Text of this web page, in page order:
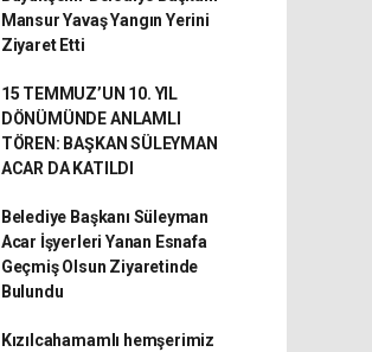
Mansur Yavaş Yangın Yerini
Ziyaret Etti
15 TEMMUZ’UN 10. YIL
DÖNÜMÜNDE ANLAMLI
TÖREN: BAŞKAN SÜLEYMAN
ACAR DA KATILDI
Belediye Başkanı Süleyman
Acar İşyerleri Yanan Esnafa
Geçmiş Olsun Ziyaretinde
Bulundu
Kızılcahamamlı hemşerimiz